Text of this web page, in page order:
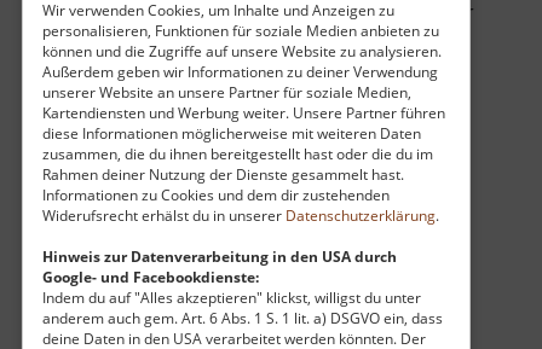
Wir verwenden Cookies, um Inhalte und Anzeigen zu
personalisieren, Funktionen für soziale Medien anbieten zu
können und die Zugriffe auf unsere Website zu analysieren.
Außerdem geben wir Informationen zu deiner Verwendung
unserer Website an unsere Partner für soziale Medien,
Kartendiensten und Werbung weiter. Unsere Partner führen
diese Informationen möglicherweise mit weiteren Daten
zusammen, die du ihnen bereitgestellt hast oder die du im
Rahmen deiner Nutzung der Dienste gesammelt hast.
Informationen zu Cookies und dem dir zustehenden
Widerufsrecht erhälst du in unserer Datenschutzerklärung.
Hinweis zur Datenverarbeitung in den USA durch
Google- und Facebookdienste:
Indem du auf "Alles akzeptieren" klickst, willigst du unter
anderem auch gem. Art. 6 Abs. 1 S. 1 lit. a) DSGVO ein, dass
deine Daten in den USA verarbeitet werden könnten. Der
Fans. Seiffen und der Grenzübergang sind hier
nicht weit entfernt. Es gibt Verbindungen zu
Nachbarskigebieten und Restaurants vo.. »
weiterlesenüber
Loipen
Kliny
Greifensteine
Mittleres Erzgebirge
aktuell vom 23.07.2024 / Zugriffe: 72827
6 km vom aktuellen Standort